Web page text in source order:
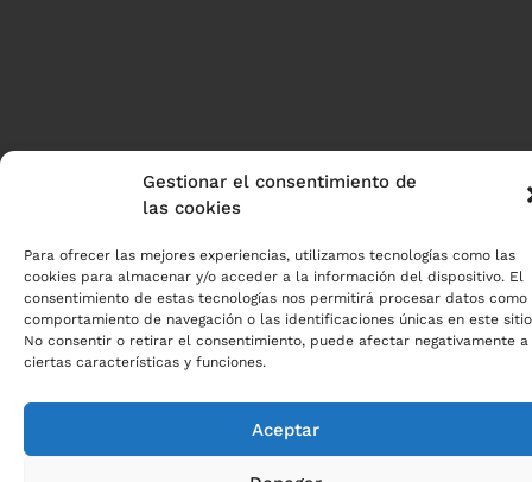
Gestionar el consentimiento de
las cookies
Para ofrecer las mejores experiencias, utilizamos tecnologías como las
cookies para almacenar y/o acceder a la información del dispositivo. El
consentimiento de estas tecnologías nos permitirá procesar datos como
comportamiento de navegación o las identificaciones únicas en este
No consentir o retirar el consentimiento, puede afectar negativamente a
ciertas características y funciones.
Aceptar